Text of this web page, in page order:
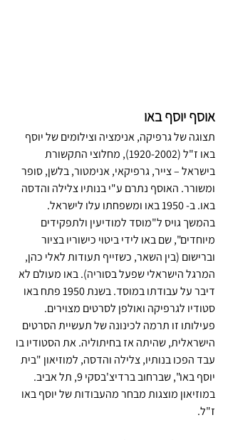
אוסף יוסף באו
תצוגה של גרפיקה, אנימציה וצילומים של יוסף
באו ז"ל (1920-2002), מחלוצי התקשורת
בישראל – צייר, גרפיקאי, אנימטור, בלשן, סופר
ומשורר. האוסף נתרם ע"י בנותיו צלילה והדסה
באו. ב- 1950 באו ומשפחתו עלו לישראל.
בהמשך גויס ל"מוסד למודיעין ולתפקידים
מיוחדים", שם באו לידי ביטוי כישוריו בציור
וברישום (בין השאר, כשזייף תעודות לאלי כהן,
המרגל הישראלי שפעל בסוריה). באו מעולם לא
דיבר על עבודתו במוסד. בשנת 1950 פתח באו
סטודיו לגרפיקה ואולפן לסרטים מצוירים.
פעילותו זו תרמה לכינונה של תעשיית הסרטים
הישראלית, שהיתה אז בחיתוליה. את הסטודיו בו
עבד הפכו בנותיו, צלילה והדסה, למוזיאון "בית
יוסף באו", שברחוב ברדיצ'בסקי 9, תל אביב.
במוזיאון מוצגות מבחר מהעבודות של יוסף באו
ז"ל.